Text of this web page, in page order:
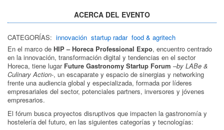
ACERCA DEL EVENTO
CATEGORÍAS: innovación startup radar food & agritech
En el marco de HIP – Horeca Professional Expo, encuentro centrado
en la innovación, transformación digital y tendencias en el sector
Horeca, tiene lugar Future Gastronomy Startup Forum –by LABe &
Culinary Action-, un escaparate y espacio de sinergias y networking
frente una audiencia global y especializada, formada por líderes
empresariales del sector, potenciales partners, inversores y jóvenes
empresarios.
El fórum busca proyectos disruptivos que impacten la gastronomía y
hostelería del futuro, en las siguientes categorías y tecnologías: